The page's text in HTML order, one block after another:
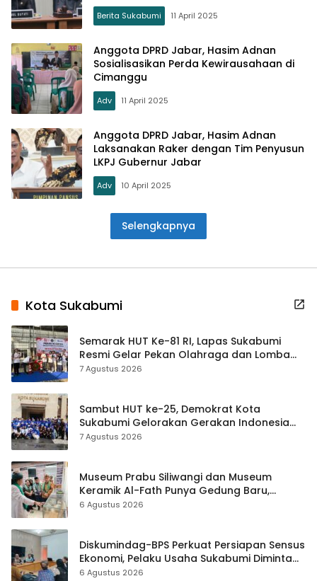
Berita Sukabumi 11 April 2025
Anggota DPRD Jabar, Hasim Adnan
Sosialisasikan Perda Kewirausahaan di
Cimanggu
Adv 11 April 2025
Anggota DPRD Jabar, Hasim Adnan
Laksanakan Raker dengan Tim Penyusun
LKPJ Gubernur Jabar
Adv 10 April 2025
Selengkapnya
Kota Sukabumi
Semarak HUT Ke-81 RI, Lapas Sukabumi
Resmi Gelar Pekan Olahraga dan Lomba
Tradisional
7 Agustus 2026
Sambut HUT ke-25, Demokrat Kota
Sukabumi Gelorakan Gerakan Indonesia
ASRI Lewat Aksi Bersih Masjid Agung
7 Agustus 2026
Museum Prabu Siliwangi dan Museum
Keramik Al-Fath Punya Gedung Baru,
Hampir 500 Koleksi Dipisahkan
6 Agustus 2026
Diskumindag-BPS Perkuat Persiapan Sensus
Ekonomi, Pelaku Usaha Sukabumi Diminta
Terbuka Beri Data
6 Agustus 2026